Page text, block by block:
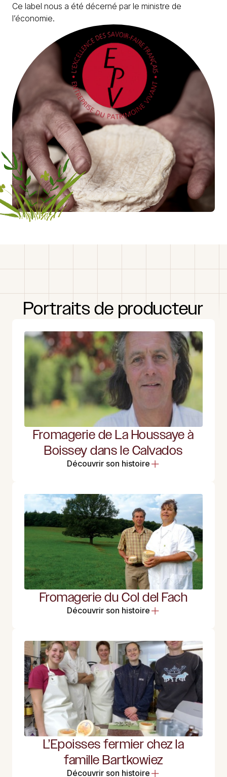
Ce label nous a été décerné par le ministre de
l’économie.
Portraits de producteur
Fromagerie de La Houssaye à
Boissey dans le Calvados
Découvrir son histoire
Fromagerie du Col del Fach
Découvrir son histoire
L’Epoisses fermier chez la
famille Bartkowiez
Découvrir son histoire